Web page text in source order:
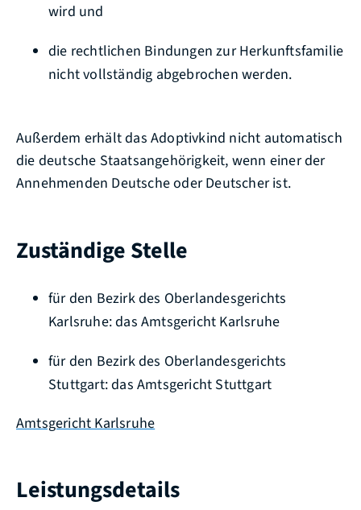
wird und
die rechtlichen Bindungen zur Herkunftsfamilie
nicht vollständig abgebrochen werden.
Außerdem erhält das Adoptivkind nicht automatisch
die deutsche Staatsangehörigkeit, wenn einer der
Annehmenden Deutsche oder Deutscher ist.
Zuständige Stelle
für den Bezirk des Oberlandesgerichts
Karlsruhe: das Amtsgericht Karlsruhe
für den Bezirk des Oberlandesgerichts
Stuttgart: das Amtsgericht Stuttgart
Amtsgericht Karlsruhe
Leistungsdetails